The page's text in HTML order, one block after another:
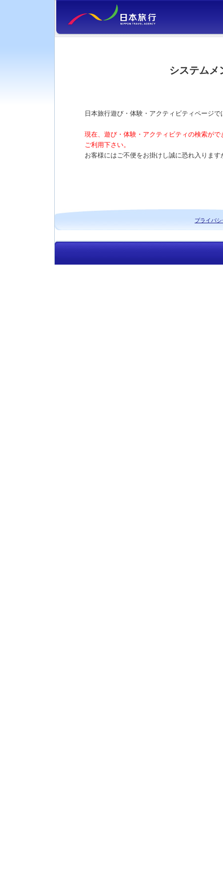
システムメ
日本旅行遊び・体験・アクティビティページ
現在、遊び・体験・アクティビティの検索が
ご利用下さい。
お客様にはご不便をお掛けし誠に恐れ入りま
プライバ